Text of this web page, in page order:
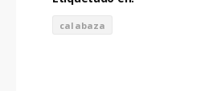
calabaza